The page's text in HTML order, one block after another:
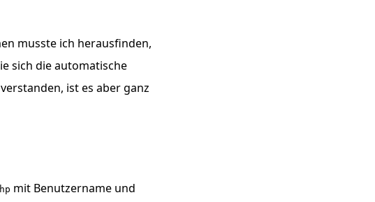
musste ich herausfinden,
sich die automatische
ist es aber ganz
mit Benutzername und